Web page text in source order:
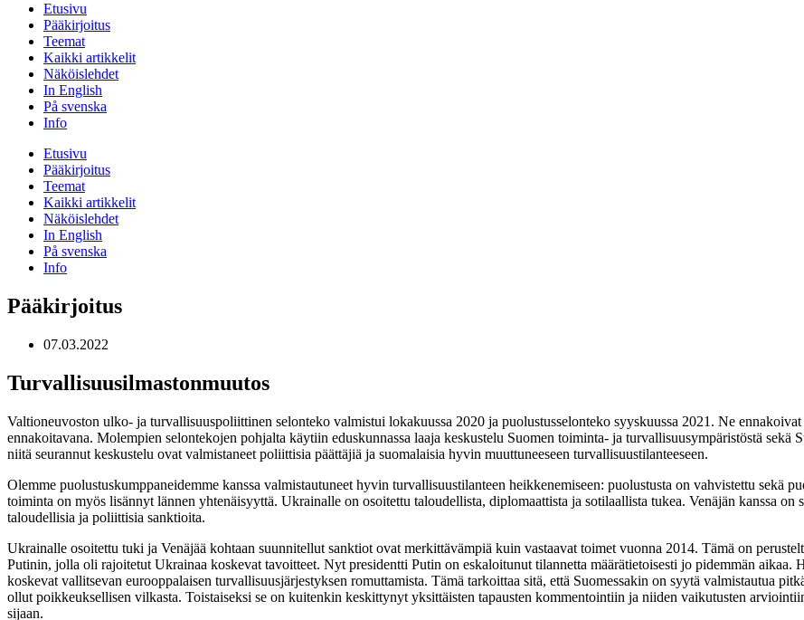
Etusivu
Pääkirjoitus
Teemat
Kaikki artikkelit
Näköislehdet
In English
På svenska
Info
Etusivu
Pääkirjoitus
Teemat
Kaikki artikkelit
Näköislehdet
In English
På svenska
Info
Pääkirjoitus
07.03.2022
Turvallisuusilmastonmuutos
Valtioneuvoston ulko- ja turvallisuuspoliittinen selonteko valmistui lokakuussa 2020 ja puolustusselonteko syyskuussa 2021. Ne
ennakoitavana. Molempien selontekojen pohjalta käytiin eduskunnassa laaja keskustelu Suomen toiminta- ja turvallisuusympäristöstä
niitä seurannut keskustelu ovat valmistaneet poliittisia päättäjiä ja suomalaisia hyvin muuttuneeseen turvallisuustilanteeseen.
Olemme puolustuskumppaneidemme kanssa valmistautuneet hyvin turvallisuustilanteen heikkenemiseen: puolustusta on vahvistettu sekä
toiminta on myös lisännyt lännen yhtenäisyyttä. Ukrainalle on osoitettu taloudellista, diplomaattista ja sotilaallista tukea. Venäjän kanssa
taloudellisia ja poliittisia sanktioita.
Ukrainalle osoitettu tuki ja Venäjää kohtaan suunnitellut sanktiot ovat merkittävämpiä kuin vastaavat toimet vuonna 2014. Tämä on
Putinin, jolla oli rajoitetut Ukrainaa koskevat tavoitteet. Nyt presidentti Putin on eskaloitunut tilannetta määrätietoisesti jo pidemmän aikaa.
koskevat vallitsevan eurooppalaisen turvallisuusjärjestyksen romuttamista. Tämä tarkoittaa sitä, että Suomessakin on syytä valmistautua
ollut poikkeuksellisen vilkasta. Toistaiseksi se on kuitenkin keskittynyt yksittäisten tapausten kommentointiin ja niiden vaikutusten
sijaan.